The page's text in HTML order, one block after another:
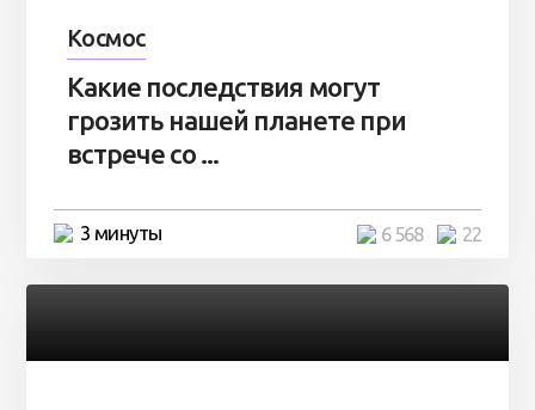
Космос
Какие последствия могут
грозить нашей планете при
встрече со ...
3 минуты 22
6 568